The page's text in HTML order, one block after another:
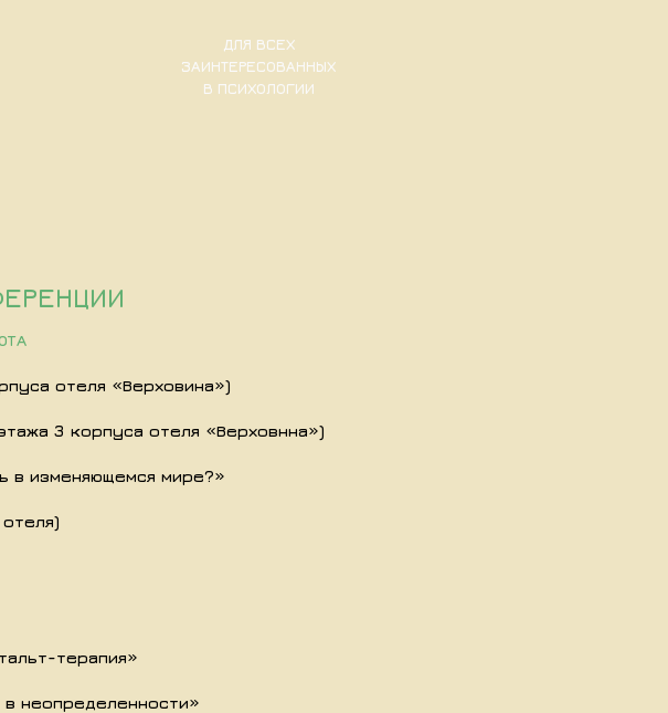
ДЛЯ ВСЕХ
ЗАИНТЕРЕСОВАННЫХ
В ПСИХОЛОГИИ
отеля «Верховина»)
3 корпуса отеля «Верховнна»)
в изменяющемся мире?»
терапия»
в неопределенности»